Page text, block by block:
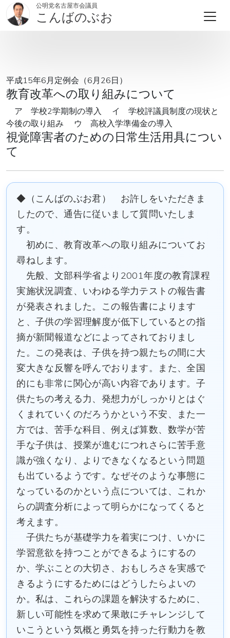
公明党名古屋市会議員
こんばのぶお
平成15年6月定例会（6月26日）
教育改革への取り組みについて
ア 学校2学期制の導入 イ 学校評議員制度の現状と
今後の取り組み ウ 高校入学準備金の導入
視覚障害者のための日常生活用具につい
て
◆（こんばのぶお君） お許しをいただきま
したので、通告に従いまして質問いたしま
す。
初めに、教育改革への取り組みについてお
尋ねします。
先般、文部科学省より2001年度の教育課程
実施状況調査、いわゆる学力テストの報告書
が発表されました。この報告書によります
と、子供の学習理解度が低下しているとの指
摘が新聞報道などによってされておりまし
た。この発表は、子供を持つ親たちの間に大
変大きな反響を呼んでおります。また、全国
的にも非常に関心が高い内容であります。子
供たちの考える力、発想力がしっかりとはぐ
くまれていくのだろうかという不安、また一
方では、苦手な科目、例えば算数、数学が苦
手な子供は、授業が進むにつれさらに苦手意
識が強くなり、よりできなくなるという問題
も出ているようです。なぜそのような事態に
なっているのかという点については、これか
らの調査分析によって明らかになってくると
考えます。
子供たちが基礎学力を着実につけ、いかに
学習意欲を持つことができるようにするの
か、学ぶことの大切さ、おもしろさを実感で
きるようにするためにはどうしたらよいの
か。私は、これらの課題を解決するために、
新しい可能性を求めて果敢にチャレンジして
いこうという気概と勇気を持った行動力を教